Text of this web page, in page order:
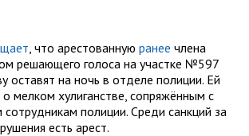
, что арестованную ранее члена
решающего голоса на участке №597
оставят на ночь в отделе полиции. Ей
мелком хулиганстве, сопряжённым с
полиции. Среди санкций за
есть арест.